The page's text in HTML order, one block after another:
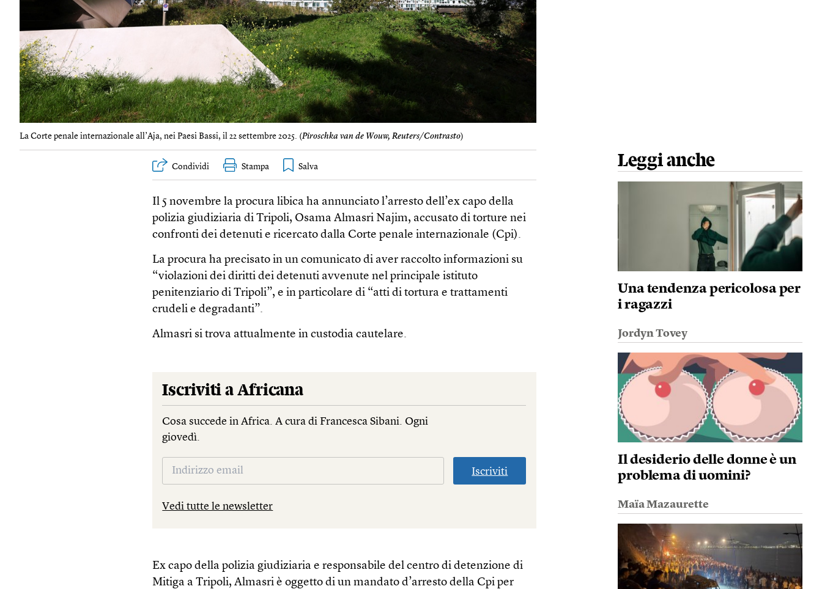
La Corte penale internazionale all’Aja, nei Paesi Bassi, il 22 settembre 2025. (Piroschka van de Wouw, Reuters/Contrasto)
Condividi Stampa
Il 5 novembre la procura libica ha annunciato l’arresto dell’ex capo della
polizia giudiziaria di Tripoli, Osama Almasri Najim, accusato di torture nei
confronti dei detenuti e ricercato dalla Corte penale internazionale (Cpi).
La procura ha precisato in un comunicato di aver raccolto informazioni su
“violazioni dei diritti dei detenuti avvenute nel principale istituto
penitenziario di Tripoli”, e in particolare di “atti di tortura e trattamenti
crudeli e degradanti”.
Almasri si trova attualmente in custodia cautelare.
Iscriviti a Africana
Cosa succede in Africa. A cura di Francesca Sibani. Ogni
giovedì.
Iscriviti
Vedi tutte le newsletter
Ex capo della polizia giudiziaria e responsabile del centro di detenzione di
Mitiga a Tripoli, Almasri è oggetto di un mandato d’arresto della Cpi per
Leggi anche
Una tendenza pericolosa per
i ragazzi
Jordyn Tovey
Il desiderio delle donne è un
problema di uomini?
Maïa Mazaurette